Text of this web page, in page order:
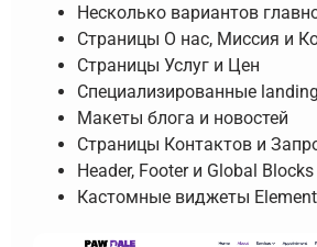
Несколько вариантов
Страницы О нас, Миссия и
Страницы Услуг и Цен
Специализированные
Макеты блога и новостей
Страницы Контактов и
Header, Footer и Global Blocks
Кастомные виджеты